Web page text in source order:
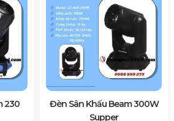
230
Đèn Sân Khấu Beam 300W
Supper